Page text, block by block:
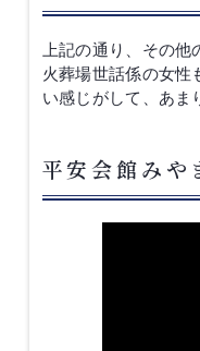
上記の通り、その他
火葬場世話係の女性
い感じがして、あま
平安会館みや